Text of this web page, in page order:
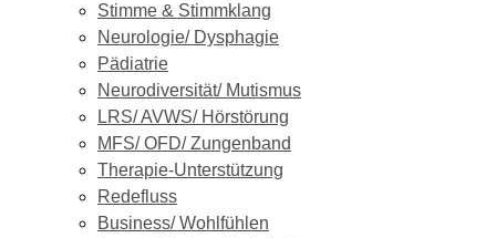
Stimme & Stimmklang
Neurologie/ Dysphagie
Pädiatrie
Neurodiversität/ Mutismus
LRS/ AVWS/ Hörstörung
MFS/ OFD/ Zungenband
Therapie-Unterstützung
Redefluss
Business/ Wohlfühlen